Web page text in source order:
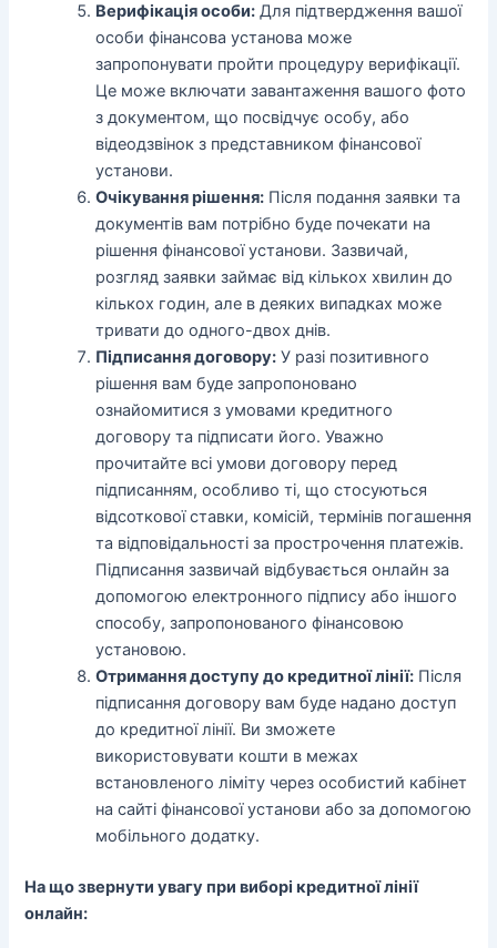
Верифікація особи: Для підтвердження вашої
особи фінансова установа може
запропонувати пройти процедуру верифікації.
Це може включати завантаження вашого фото
з документом, що посвідчує особу, або
відеодзвінок з представником фінансової
установи.
Очікування рішення: Після подання заявки та
документів вам потрібно буде почекати на
рішення фінансової установи. Зазвичай,
розгляд заявки займає від кількох хвилин до
кількох годин, але в деяких випадках може
тривати до одного-двох днів.
Підписання договору: У разі позитивного
рішення вам буде запропоновано
ознайомитися з умовами кредитного
договору та підписати його. Уважно
прочитайте всі умови договору перед
підписанням, особливо ті, що стосуються
відсоткової ставки, комісій, термінів погашення
та відповідальності за прострочення платежів.
Підписання зазвичай відбувається онлайн за
допомогою електронного підпису або іншого
способу, запропонованого фінансовою
установою.
Отримання доступу до кредитної лінії: Після
підписання договору вам буде надано доступ
до кредитної лінії. Ви зможете
використовувати кошти в межах
встановленого ліміту через особистий кабінет
на сайті фінансової установи або за допомогою
мобільного додатку.
На що звернути увагу при виборі кредитної лінії
онлайн: